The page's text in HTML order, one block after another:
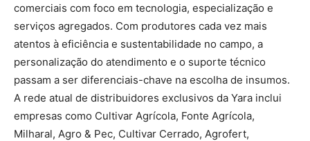
comerciais com foco em tecnologia, especialização e
serviços agregados. Com produtores cada vez mais
atentos à eficiência e sustentabilidade no campo, a
personalização do atendimento e o suporte técnico
passam a ser diferenciais-chave na escolha de insumos.
A rede atual de distribuidores exclusivos da Yara inclui
empresas como Cultivar Agrícola, Fonte Agrícola,
Milharal, Agro & Pec, Cultivar Cerrado, Agrofert,